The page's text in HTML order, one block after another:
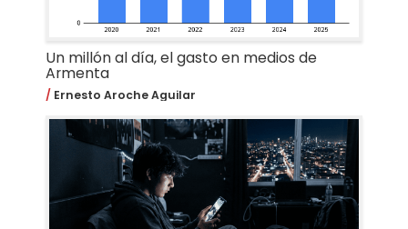
Un millón al día, el gasto en medios de
Armenta
Ernesto Aroche Aguilar